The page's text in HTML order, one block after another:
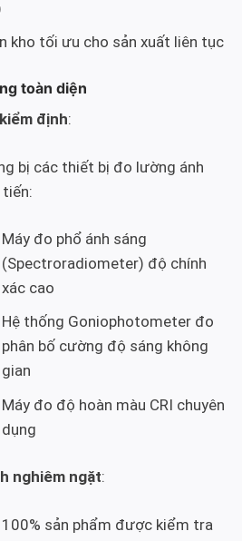
kho tối ưu cho sản xuất liên tục
toàn diện
định:
bị các thiết bị đo lường ánh
Máy đo phổ ánh sáng
(Spectroradiometer) độ chính
xác cao
Hệ thống Goniophotometer đo
phân bố cường độ sáng không
gian
Máy đo độ hoàn màu CRI chuyên
dụng
nghiêm ngặt:
100% sản phẩm được kiểm tra